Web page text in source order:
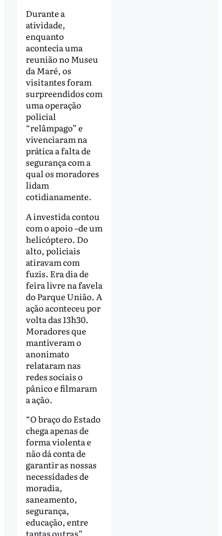
Durante a
atividade,
enquanto
acontecia uma
reunião no Museu
da Maré, os
visitantes foram
surpreendidos com
uma operação
policial
“relâmpago” e
vivenciaram na
prática a falta de
segurança com a
qual os moradores
lidam
cotidianamente.
A investida contou
com o apoio –de um
helicóptero. Do
alto, policiais
atiravam com
fuzis. Era dia de
feira livre na favela
do Parque União. A
ação aconteceu por
volta das 13h30.
Moradores que
mantiveram o
anonimato
relataram nas
redes sociais o
pânico e filmaram
a ação.
“O braço do Estado
chega apenas de
forma violenta e
não dá conta de
garantir as nossas
necessidades de
moradia,
saneamento,
segurança,
educação, entre
tantas outras”,